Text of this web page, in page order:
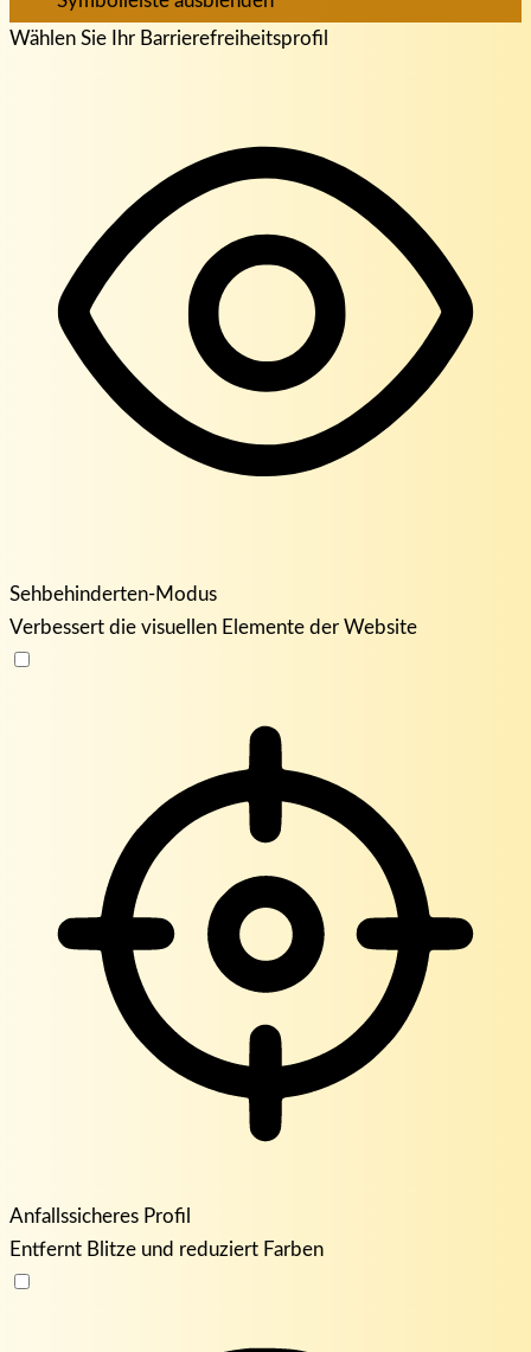
Wählen Sie Ihr Barrierefreiheitsprofil
Sehbehinderten-Modus
Verbessert die visuellen Elemente der Website
Anfallssicheres Profil
Entfernt Blitze und reduziert Farben